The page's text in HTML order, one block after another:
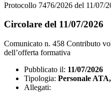
Protocollo 7476/2026 del 11/07/
Circolare del 11/07/2026
Comunicato n. 458 Contributo
dell’offerta formativa
Pubblicato il: 11/07/2026
Tipologia: Personale
Allegati: